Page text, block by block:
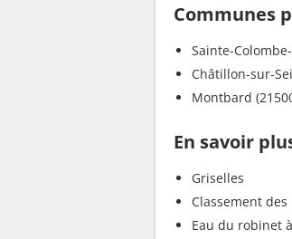
Communes
Sainte-
Châtillon-sur-
Montbard
En savoir
Griselles
Classement
Eau du robinet